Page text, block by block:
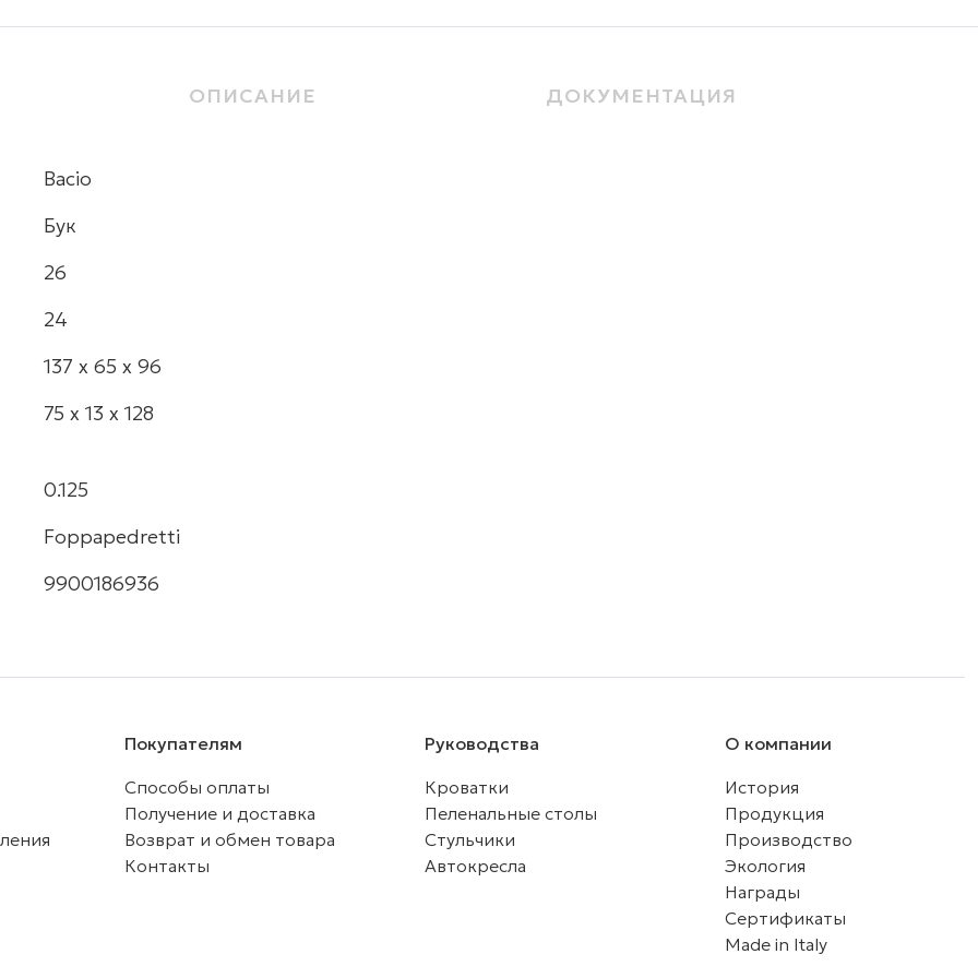
ОПИСАНИЕ ДОКУМЕНТАЦИЯ
Bacio
Бук
26
24
137 х 65 х 96
75 х 13 х 128
0.125
Foppapedretti
9900186936
Покупателям
Способы оплаты
Получение и доставка
Возврат и обмен товара
Контакты
Руководства
Кроватки
Пеленальные столы
Стульчики
Автокресла
О компании
История
Продукция
Производство
Экология
Награды
Сертификаты
Made in Italy